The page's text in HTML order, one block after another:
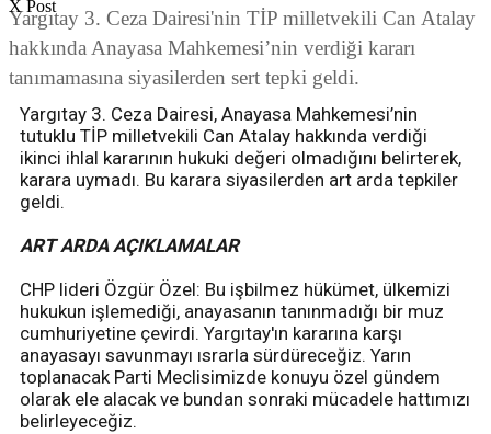
X Post
Yargıtay 3. Ceza Dairesi'nin TİP milletvekili Can Atalay
hakkında Anayasa Mahkemesi’nin verdiği kararı
tanımamasına siyasilerden sert tepki geldi.
Yargıtay 3. Ceza Dairesi, Anayasa Mahkemesi’nin
tutuklu TİP milletvekili Can Atalay hakkında verdiği
ikinci ihlal kararının hukuki değeri olmadığını belirterek,
karara uymadı. Bu karara siyasilerden art arda tepkiler
geldi.
ART ARDA AÇIKLAMALAR
CHP lideri Özgür Özel: Bu işbilmez hükümet, ülkemizi
hukukun işlemediği, anayasanın tanınmadığı bir muz
cumhuriyetine çevirdi. Yargıtay'ın kararına karşı
anayasayı savunmayı ısrarla sürdüreceğiz. Yarın
toplanacak Parti Meclisimizde konuyu özel gündem
olarak ele alacak ve bundan sonraki mücadele hattımızı
belirleyeceğiz.